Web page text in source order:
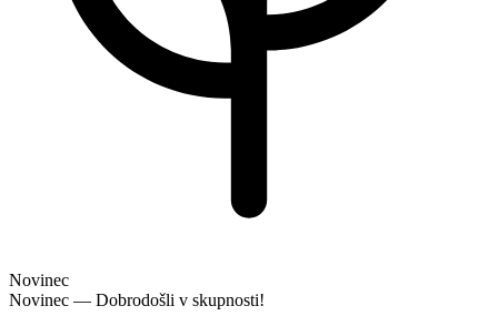
Novinec
Novinec — Dobrodošli v skupnosti!